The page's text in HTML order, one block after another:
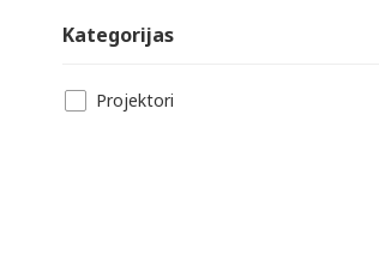
Kategorijas
Projektori